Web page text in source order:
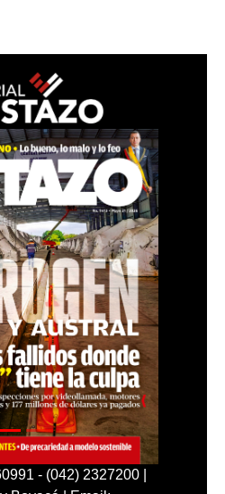
- (042) 2327200 |